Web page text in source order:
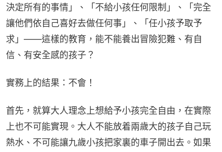
決定所有的事情」、「不給小孩任何限制」、「完全
讓他們依自己喜好去做任何事」、「任小孩予取予
求」——這樣的教育，能不能養出冒險犯難、有自
信、有安全感的孩子？
實務上的結果：不會！
首先，就算大人理念上想給予小孩完全自由，在實際
上也不可能實現。大人不能放着兩歲大的孩子自己玩
熱水、不可能讓九歲小孩把家裏的車子開出去。如果